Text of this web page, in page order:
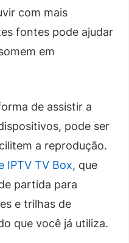
com mais
fontes pode ajudar
em
de assistir a
pode ser
a reprodução.
IPTV TV Box, que
partida para
e trilhas de
que você já utiliza.